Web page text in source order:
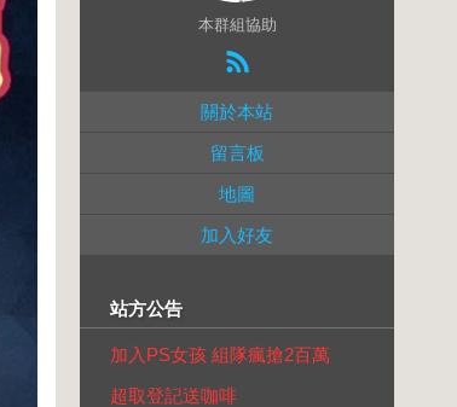
本群組協助
關於本站
留言板
地圖
加入好友
站方公告
加入PS女孩 組隊瘋搶2百萬
超取登記送咖啡